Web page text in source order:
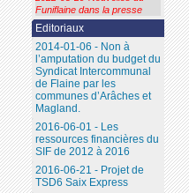
Funiflaine dans la presse
Editoriaux
2014-01-06 - Non à
l’amputation du budget du
Syndicat Intercommunal
de Flaine par les
communes d’Arâches et
Magland.
2016-06-01 - Les
ressources financières du
SIF de 2012 à 2016
2016-06-21 - Projet de
TSD6 Saix Express